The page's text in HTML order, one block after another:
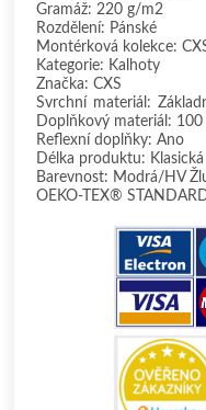
Gramáž: 220 g/m2
Rozdělení: Pánské
Montérková kolekce:
Kategorie: Kalhoty
Značka: CXS
Svrchní materiál:
Doplňkový materiál:
Reflexní doplňky: Ano
Délka produktu: Klasická
Barevnost: Modrá/HV
OEKO-TEX®